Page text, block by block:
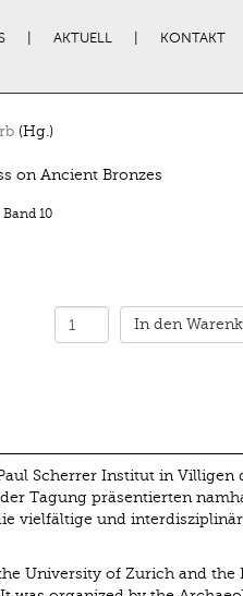
AKTUELL KONTAKT
(Hg.)
on Ancient Bronzes
Band 10
In den
Scherrer Institut in Villigen
Tagung präsentierten
vielfältige und
University of Zurich and the